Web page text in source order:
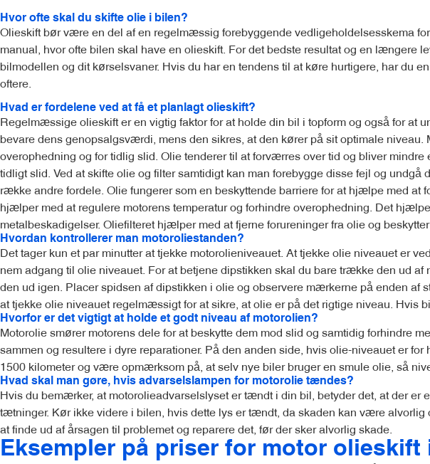
Hvor ofte skal du skifte olie i bilen?
Olieskift bør være en del af en regelmæssig forebyggende vedligeholdelsesskema
manual, hvor ofte bilen skal have en olieskift. For det bedste resultat og en længere
bilmodellen og dit kørselsvaner. Hvis du har en tendens til at køre hurtigere, har du
oftere.
Hvad er fordelene ved at få et planlagt olieskift?
Regelmæssige olieskift er en vigtig faktor for at holde din bil i topform og også for
bevare dens genopsalgsværdi, mens den sikres, at den kører på sit optimale
overophedning og for tidlig slid. Olie tenderer til at forværres over tid og bliver
tidligt slid. Ved at skifte olie og filter samtidigt kan man forebygge disse fejl og
række andre fordele. Olie fungerer som en beskyttende barriere for at hjælpe med at
hjælper med at regulere motorens temperatur og forhindre overophedning. Det
metalbeskadigelser. Oliefilteret hjælper med at fjerne forureninger fra olie og
Hvordan kontrollerer man motoroliestanden?
Det tager kun et par minutter at tjekke motorolieniveauet. At tjekke olie niveauet er
nem adgang til olie niveauet. For at betjene dipstikken skal du bare trække den ud
den ud igen. Placer spidsen af ​​dipstikken i olie og observere mærkerne på enden
at tjekke olie niveauet regelmæssigt for at sikre, at olie er på det rigtige niveau. Hvis
Hvorfor er det vigtigt at holde et godt niveau af motorolien?
Motorolie smører motorens dele for at beskytte dem mod slid og samtidig forhindre
sammen og resultere i dyre reparationer. På den anden side, hvis olie-niveauet er
1500 kilometer og være opmærksom på, at selv nye biler bruger en smule olie, så
Hvad skal man gøre, hvis advarselslampen for motorolie tændes?
Hvis du bemærker, at motorolieadvarselslyset er tændt i din bil, betyder det, at der
tætninger. Kør ikke videre i bilen, hvis dette lys er tændt, da skaden kan være
at finde ud af årsagen til problemet og reparere det, før der sker alvorlig skade.
Eksempler på priser for motor olieskift